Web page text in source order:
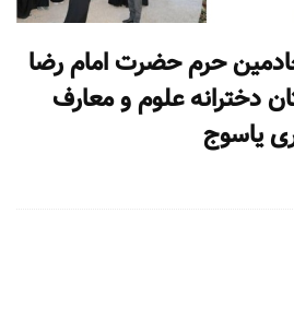
حرم حضرت امام رضا
دخترانه علوم و معارف
یاسوج